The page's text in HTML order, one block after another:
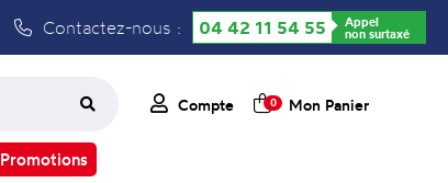
Contactez-nous : 04 42 11 54 55 Appel
non surtaxé
Compte 0 Mon Panier
Promotions